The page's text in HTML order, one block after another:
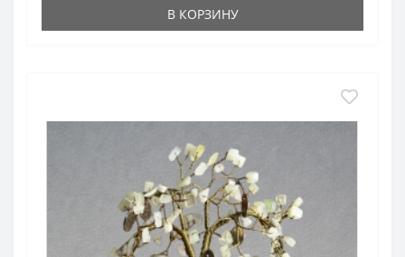
В КОРЗИНУ